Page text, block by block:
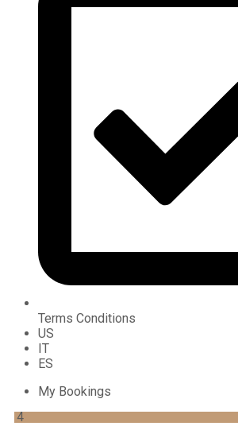
Terms Conditions
US
IT
ES
My Bookings
4